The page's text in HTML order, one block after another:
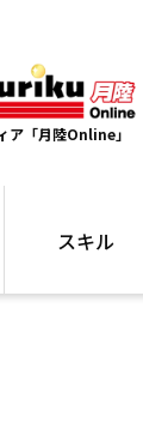
ア「月陸Online」
スキル